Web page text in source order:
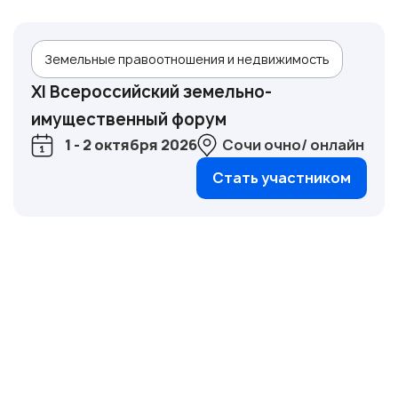
Земельные правоотношения и недвижимость
XI Всероссийский земельно-
имущественный форум
1 - 2 октября 2026
Сочи очно/ онлайн
Стать участником